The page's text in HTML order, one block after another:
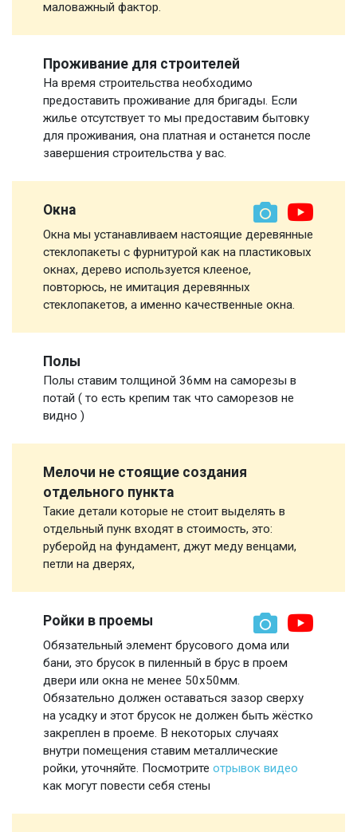
маловажный фактор.
Проживание для строителей
На время строительства необходимо
предоставить проживание для бригады. Если
жилье отсутствует то мы предоставим бытовку
для проживания, она платная и останется после
завершения строительства у вас.
Окна
Окна мы устанавливаем настоящие деревянные
стеклопакеты с фурнитурой как на пластиковых
окнах, дерево используется клееное,
повторюсь, не имитация деревянных
стеклопакетов, а именно качественные окна.
Полы
Полы ставим толщиной 36мм на саморезы в
потай ( то есть крепим так что саморезов не
видно )
Мелочи не стоящие создания
отдельного пункта
Такие детали которые не стоит выделять в
отдельный пунк входят в стоимость, это:
руберойд на фундамент, джут меду венцами,
петли на дверях,
Ройки в проемы
Обязательный элемент брусового дома или
бани, это брусок в пиленный в брус в проем
двери или окна не менее 50х50мм.
Обязательно должен оставаться зазор сверху
на усадку и этот брусок не должен быть жёстко
закреплен в проеме. В некоторых случаях
внутри помещения ставим металлические
ройки, уточняйте. Посмотрите отрывок видео
как могут повести себя стены